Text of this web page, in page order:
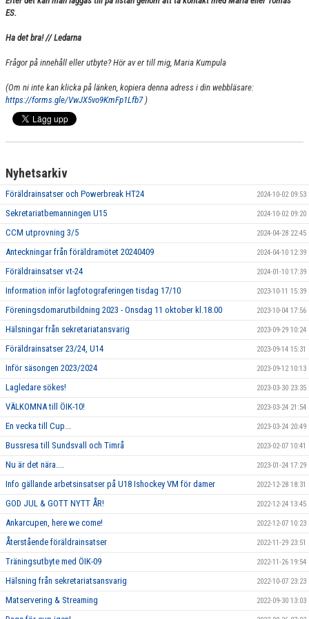
ES.
Ha det bra! // Ledarna
Frågor på innehåll eller utbyte? Hör av er till mig, Maria Kumpula
(Om ni inte kan klicka på länken, kopiera denna adress i din webbläsare:
https://forms.gle/VwJX5vo9KmFp1Lfb7 )
Nyhetsarkiv
Föräldrainsatser och Powerbreak HT24 2024-10-02 09:53
Sekretariatbemanningen U15 2024-10-02 09:20
CCM utprovning 3/5 2024-04-28 22:45
Anteckningar från föräldramötet 20240409 2024-04-10 12:39
Föräldrainsatser vt-24 2024-01-10 17:39
Information inför lagfotograferingen tisdag 17/10 2023-10-11 15:39
Föreningsdomarutbildning 2023 - Onsdag 11 oktober kl.18.00 2023-10-04 17:56
Hälsningar från sekretariatansvarig 2023-09-29 10:24
Föräldrainsatser 23/24, U14 2023-09-14 15:31
Inför säsongen 2023/2024 2023-09-12 10:13
Lagledare sökes! 2023-03-30 23:35
VÄLKOMNA till ÖIK-10! 2023-03-24 21:54
En vecka till Cup... 2023-03-24 20:49
Bussresa till Sundsvall och Timrå 2023-02-07 10:41
Nu är det nära.... 2023-01-24 17:29
Info gällande arbetsinsatser på U18 Ishockey VM för damer 2022-12-28 18:31
GOD JUL & GOTT NYTT ÅR! 2022-12-24 13:45
Ankarcupen, here we come! 2022-12-07 10:23
Återstående föräldrainsatser 2022-11-29 23:51
Träningsutbyte med ÖIK-09 2022-11-26 19:54
Hälsning från sekretariatsansvarig 2022-10-07 23:23
Matservering & Streaming 2022-09-30 13:03